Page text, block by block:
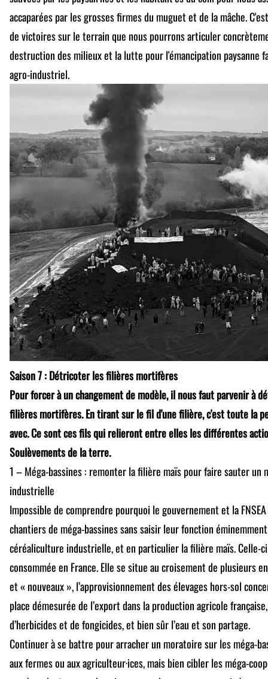
accaparées par les grosses firmes du muguet et de la mâche.
de victoires sur le terrain que nous pourrons articuler
destruction des milieux et la lutte pour l'émancipation paysanne
agro-industriel.
Saison 7 : Détricoter les filières mortifères
Pour forcer à un changement de modèle, il nous faut parvenir à
filières mortifères. En tirant sur le fil d'une filière, c'est toute la
avec. Ce sont ces fils qui relieront entre elles les différentes
Soulèvements de la terre.
1 – Méga-bassines : remonter la filière maïs pour faire sauter un
industrielle
Impossible de comprendre pourquoi le gouvernement et la
chantiers de méga-bassines sans saisir leur fonction
céréaliculture industrielle, et en particulier la filière maïs. Celle-
consommée en France. Elle se situe au croisement de plusieurs
et « nouveaux », l’approvisionnement des élevages hors-sol
place démesurée de l’export dans la production agricole
d’herbicides et de fongicides, et bien sûr l’eau et son partage.
Continuer à se battre pour arracher un moratoire sur les méga-
aux fermes ou aux agriculteur·ices, mais bien cibler les méga-